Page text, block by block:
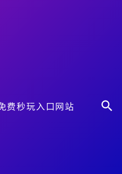
费秒玩入口网站